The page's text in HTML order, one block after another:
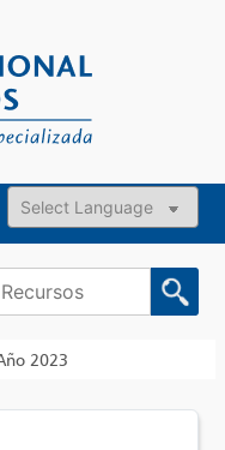
Powered by
2023